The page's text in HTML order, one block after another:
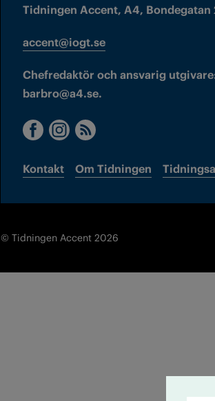
Tidningen Accent, A4, Bondegatan
accent@iogt.se
Chefredaktör och ansvarig
barbro@a4.se.
Kontakt Om Tidningen
© Tidningen Accent 2026